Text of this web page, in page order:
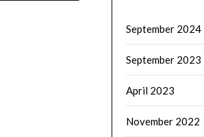
September 2024
September 2023
April 2023
November 2022